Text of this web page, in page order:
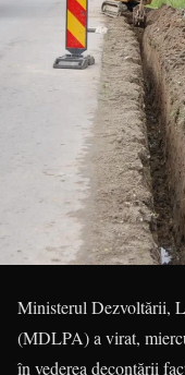
Ministerul Dezvoltării,
(MDLPA) a virat,
în vederea decontării